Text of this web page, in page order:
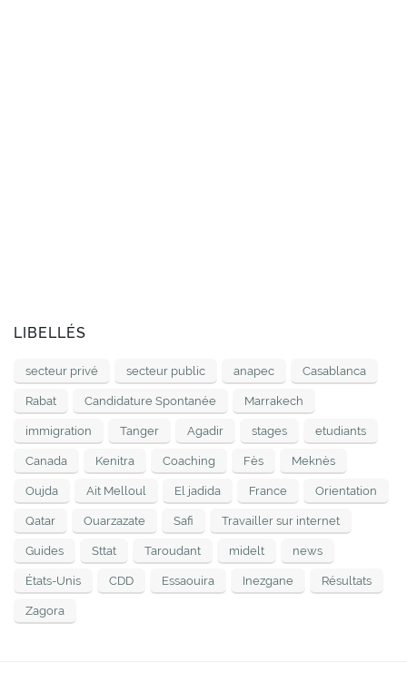
LIBELLÉS
secteur privé secteur public anapec Casablanca
Rabat Candidature Spontanée Marrakech
immigration Tanger Agadir stages etudiants
Canada Kenitra Coaching Fès Meknès
Oujda Ait Melloul El jadida France Orientation
Qatar Ouarzazate Safi Travailler sur internet
Guides Sttat Taroudant midelt news
États-Unis CDD Essaouira Inezgane Résultats
Zagora